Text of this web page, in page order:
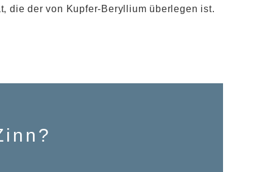
die der von Kupfer-Beryllium überlegen ist.